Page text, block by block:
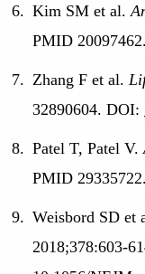
Kim SM et al.
PMID
Zhang F et al.
32890604. DOI:
Patel T, Patel V.
PMID
Weisbord SD et
2018;378:603-